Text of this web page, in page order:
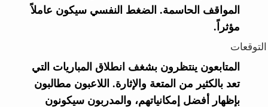
المواقف الحاسمة. الضغط النفسي سيكون عاملاً
مؤثراً.
التوقعات
المتابعون ينتظرون بشغف انطلاق المباريات التي
تعد بالكثير من المتعة والإثارة. اللاعبون مطالبون
بإظهار أفضل إمكانياتهم، والمدربون سيكونون